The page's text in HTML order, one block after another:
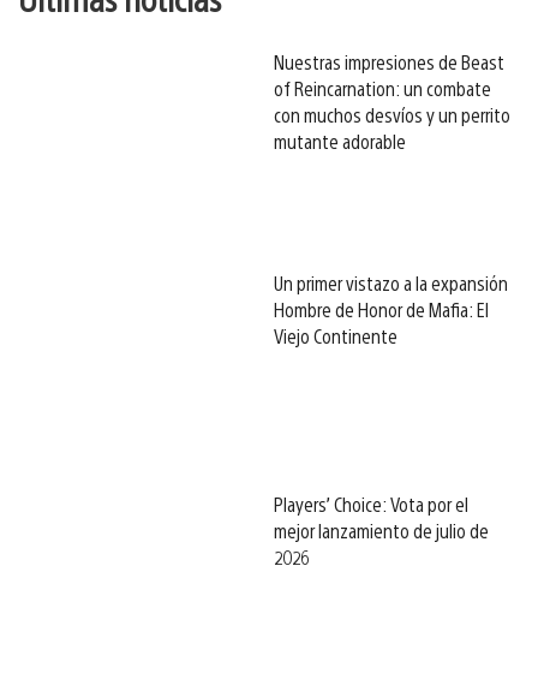
Nuestras impresiones de Beast
of Reincarnation: un combate
con muchos desvíos y un perrito
mutante adorable
Un primer vistazo a la expansión
Hombre de Honor de Mafia: El
Viejo Continente
Players’ Choice: Vota por el
mejor lanzamiento de julio de
2026